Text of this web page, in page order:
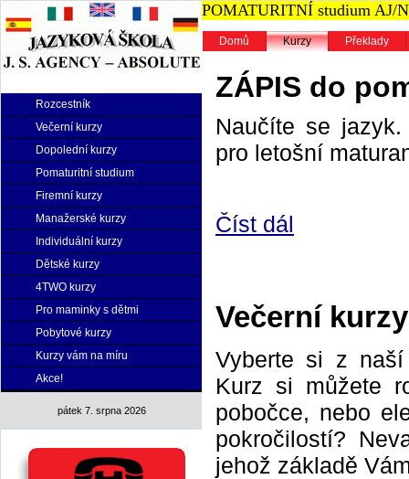
Rozcestník
Večerní kurzy
Dopolední kurzy
Pomaturitní studium
Firemní kurzy
Manažerské kurzy
Individuální kurzy
Dětské kurzy
4TWO kurzy
Pro maminky s dětmi
Pobytové kurzy
Kurzy vám na míru
Akce!
pátek 7. srpna 2026
POMATURITNÍ studium AJ/
Domů Kurzy Překlady
ZÁPIS do
Naučíte se
pro letošní
Číst dál
Večerní
Vyberte si z
Kurz si můžete
pobočce, nebo
pokročilostí?
jehož základě